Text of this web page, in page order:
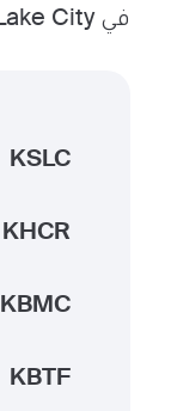
في Salt Lake City والتي تُلبي متطلباتك.
KSLC
KHCR
KBMC
KBTF